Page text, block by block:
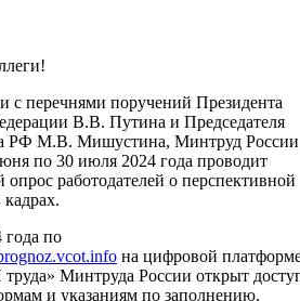
с перечнями поручений Президента
В.В. Путина и Председателя
РФ М.В. Мишустина, Минтруд России
по 30 июля 2024 года проводит
опрос работодателей о перспективной
по
на цифровой
Минтруда России открыт
и указаниям по заполнению.